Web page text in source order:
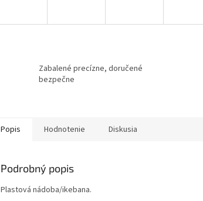
Zabalené precízne, doručené
bezpečne
Popis Hodnotenie Diskusia
Podrobný popis
Plastová nádoba/ikebana.